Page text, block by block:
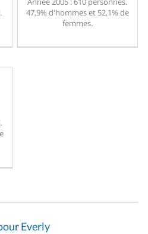
47,9% d'hommes et 52,1% de
femmes.
Everly